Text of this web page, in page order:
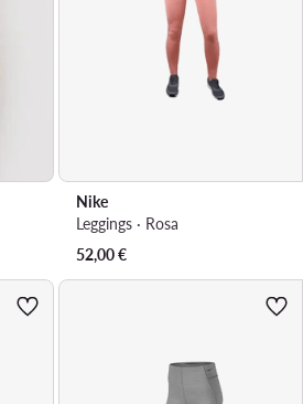
Nike
Leggings · Rosa
52,00€